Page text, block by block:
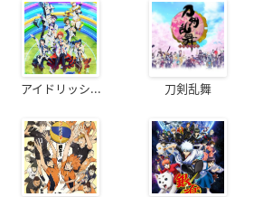
アイドリッシ... 刀剣乱舞